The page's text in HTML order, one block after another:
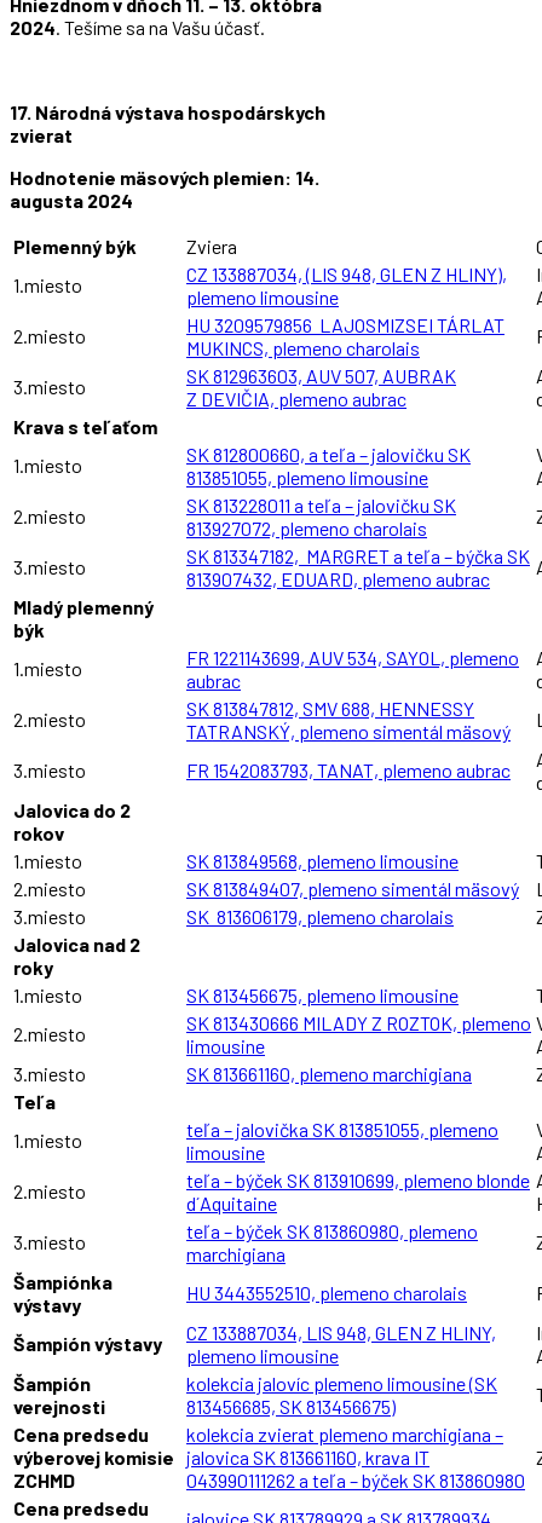
2024. Tešíme sa na Vašu účasť.
17. Národná výstava hospodárskych
zvierat
Hodnotenie mäsových plemien: 14.
augusta 2024
Plemenný býk
Zviera
1.miesto
CZ 133887034, (LIS 948, GLEN Z HLINY),
plemeno limousine
2.miesto
HU 3209579856 LAJOSMIZSEI TÁRLAT
MUKINCS, plemeno charolais
3.miesto
SK 812963603, AUV 507, AUBRAK
Z DEVIČIA, plemeno aubrac
Krava s teľaťom
1.miesto
SK 812800660, a teľa – jalovičku SK
813851055, plemeno limousine
2.miesto
SK 813228011 a teľa – jalovičku SK
813927072, plemeno charolais
3.miesto
SK 813347182, MARGRET a teľa – býčka SK
813907432, EDUARD, plemeno aubrac
Mladý plemenný
býk
1.miesto
FR 1221143699, AUV 534, SAYOL, plemeno
aubrac
2.miesto
SK 813847812, SMV 688, HENNESSY
TATRANSKÝ, plemeno simentál mäsový
3.miesto FR 1542083793, TANAT, plemeno aubrac
Jalovica do 2
rokov
1.miesto
SK 813849568, plemeno limousine
2.miesto
SK 813849407, plemeno simentál mäsový
3.miesto
SK 813606179, plemeno charolais
Jalovica nad 2
roky
1.miesto
SK 813456675, plemeno limousine
2.miesto
SK 813430666 MILADY Z ROZTOK, plemeno
limousine
3.miesto
SK 813661160, plemeno marchigiana
Teľa
1.miesto
teľa – jalovička SK 813851055, plemeno
limousine
2.miesto
teľa – býček SK 813910699, plemeno blonde
d´Aquitaine
3.miesto
teľa – býček SK 813860980, plemeno
marchigiana
Šampiónka
výstavy
HU 3443552510, plemeno charolais
Šampión výstavy
CZ 133887034, LIS 948, GLEN Z HLINY,
plemeno limousine
Šampión
verejnosti
kolekcia jalovíc plemeno limousine (SK
813456685, SK 813456675)
Cena predsedu
výberovej komisie
ZCHMD
kolekcia zvierat plemeno marchigiana –
jalovica SK 813661160, krava IT
043990111262 a teľa – býček SK 813860980
Cena predsedu